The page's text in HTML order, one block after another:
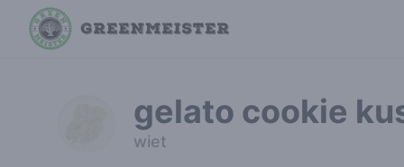
gelato cookie
wiet